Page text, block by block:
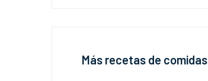
Más recetas de comidas